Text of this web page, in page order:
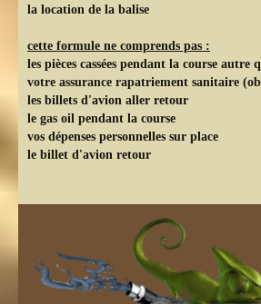
la location de la balise
cette formule ne comprends pas :
les pièces cassées pendant la course autre
votre assurance rapatriement sanitaire
les billets d'avion aller retour
le gas oil pendant la course
vos dépenses personnelles sur place
le billet d'avion retour